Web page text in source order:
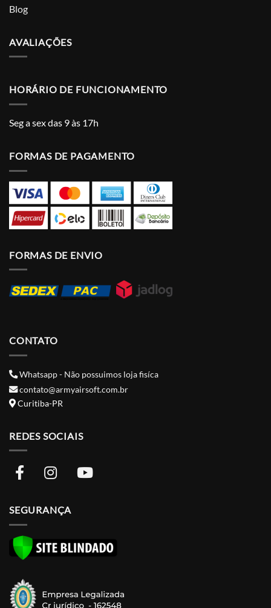
Blog
AVALIAÇÕES
HORÁRIO DE FUNCIONAMENTO
Seg a sex das 9 às 17h
FORMAS DE PAGAMENTO
FORMAS DE ENVIO
CONTATO
Whatsapp - Não possuimos loja fisíca
contato@armyairsoft.com.br
Curitiba-PR
REDES SOCIAIS
SEGURANÇA